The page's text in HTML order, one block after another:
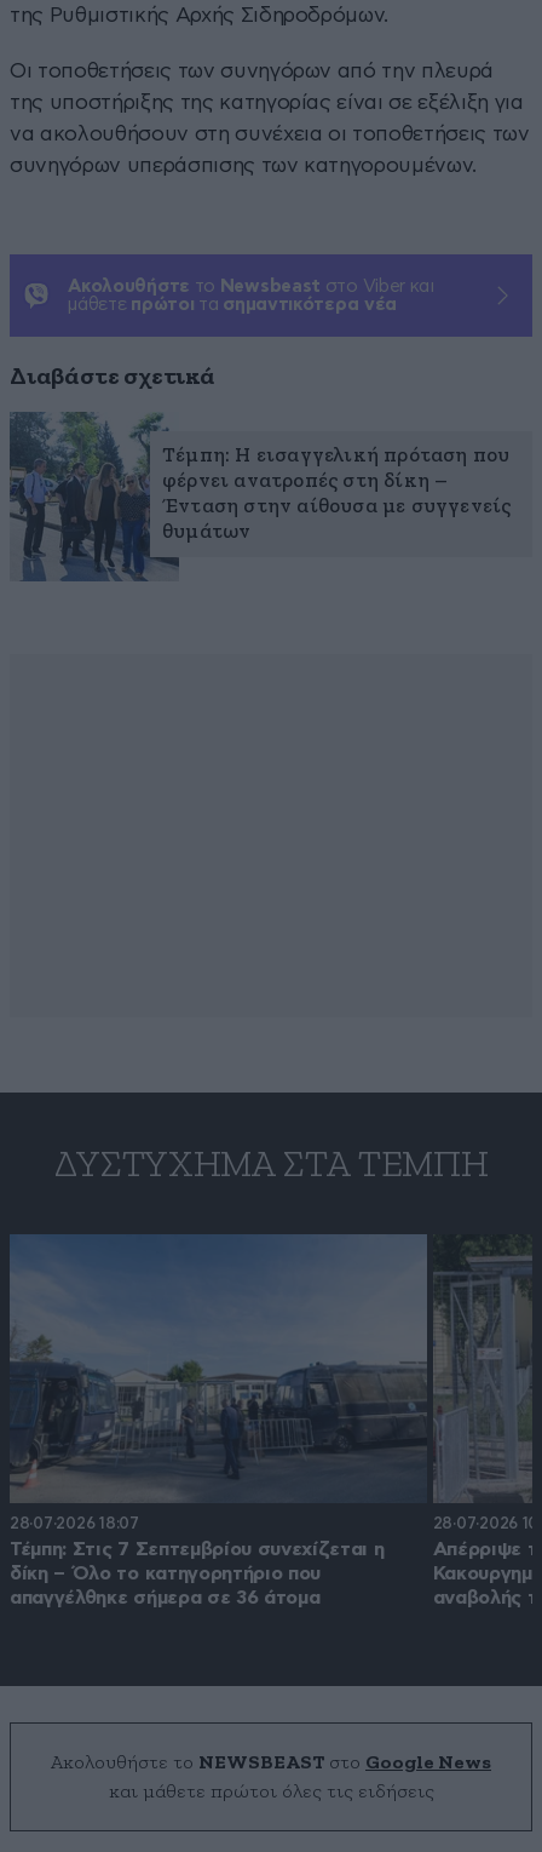
της Ρυθμιστικής Αρχής Σιδηροδρόμων.
Οι τοποθετήσεις των συνηγόρων από την πλευρά
της υποστήριξης της κατηγορίας είναι σε εξέλιξη για
να ακολουθήσουν στη συνέχεια οι τοποθετήσεις των
συνηγόρων υπεράσπισης των κατηγορουμένων.
Ακολουθήστε το Newsbeast στο Viber και
μάθετε πρώτοι τα σημαντικότερα νέα
Διαβάστε σχετικά
Τέμπη: Η εισαγγελική πρόταση που
φέρνει ανατροπές στη δίκη –
Ένταση στην αίθουσα με συγγενείς
θυμάτων
ΔΥΣΤΎΧΗΜΑ ΣΤΑ ΤΈΜΠΗ
28·07·2026 18:07
Τέμπη: Στις 7 Σεπτεμβρίου συνεχίζεται η
δίκη – Όλο το κατηγορητήριο που
απαγγέλθηκε σήμερα σε 36 άτομα
28·07·2026
Απέρριψε
αναβολής
Ακολουθήστε το NEWSBEAST στο Google News
και μάθετε πρώτοι όλες τις ειδήσεις